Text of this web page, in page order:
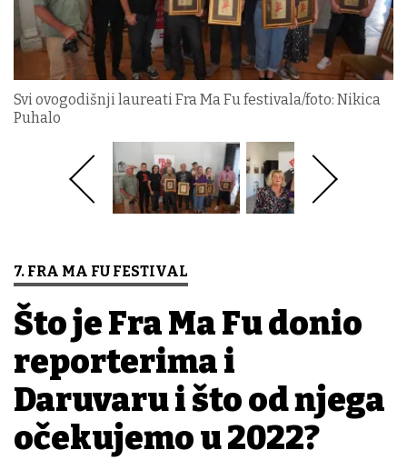
Svi ovogodišnji laureati Fra Ma Fu festivala/foto: Nikica
Puhalo
7. FRA MA FU FESTIVAL
Što je Fra Ma Fu donio
reporterima i
Daruvaru i što od njega
očekujemo u 2022?